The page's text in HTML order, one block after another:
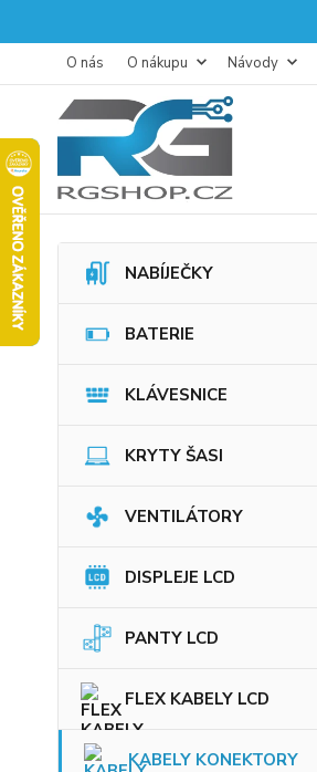
O nás O nákupu Návody
NABÍJEČKY
BATERIE
KLÁVESNICE
KRYTY ŠASI
VENTILÁTORY
DISPLEJE LCD
PANTY LCD
FLEX KABELY LCD
KABELY KONEKTORY